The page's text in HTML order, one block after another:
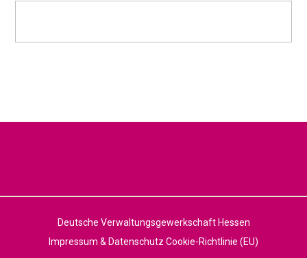
Deutsche Verwaltungsgewerkschaft Hessen
Impressum & Datenschutz Cookie-Richtlinie (EU)